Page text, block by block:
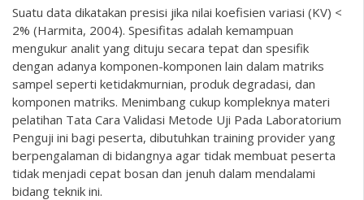
Suatu data dikatakan presisi jika nilai koefisien variasi (KV) <
2% (Harmita, 2004). Spesifitas adalah kemampuan
mengukur analit yang dituju secara tepat dan spesifik
dengan adanya komponen-komponen lain dalam matriks
sampel seperti ketidakmurnian, produk degradasi, dan
komponen matriks. Menimbang cukup kompleknya materi
pelatihan Tata Cara Validasi Metode Uji Pada Laboratorium
Penguji ini bagi peserta, dibutuhkan training provider yang
berpengalaman di bidangnya agar tidak membuat peserta
tidak menjadi cepat bosan dan jenuh dalam mendalami
bidang teknik ini.